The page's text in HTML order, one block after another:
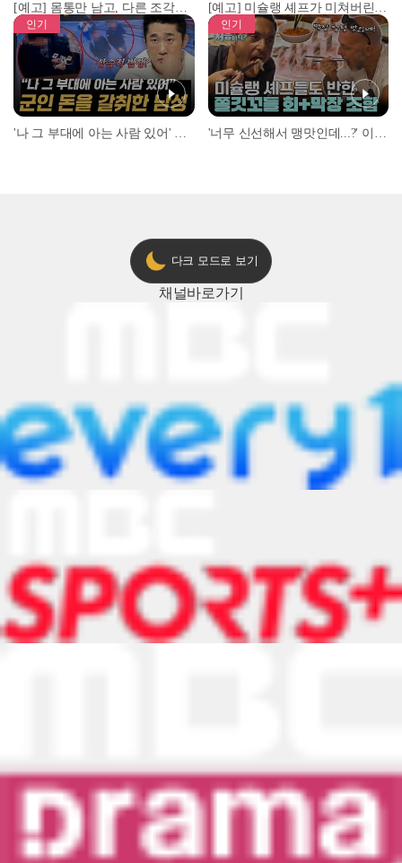
[예고] 몸통만 남고, 다른 조각은 어디에..? 시화호에서 드러난 충격적인 토막 살인사건! [예고] 미슐랭 셰프가 미쳐버린 이유! 본능이 깨어난 사건은?
인기 인기
다크 모드로 보기
채널바로가기